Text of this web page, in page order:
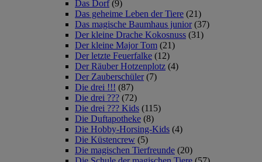
Das Dorf (9)
Das geheime Leben der Tiere (21)
Das magische Baumhaus junior (37)
Der kleine Drache Kokosnuss (31)
Der kleine Major Tom (21)
Der letzte Feuerfalke (12)
Der Räuber Hotzenplotz (4)
Der Zauberschüler (7)
Die drei !!! (87)
Die drei ??? (72)
Die drei ??? Kids (115)
Die Duftapotheke (8)
Die Hobby-Horsing-Kids (4)
Die Küstencrew (5)
Die magischen Tierfreunde (20)